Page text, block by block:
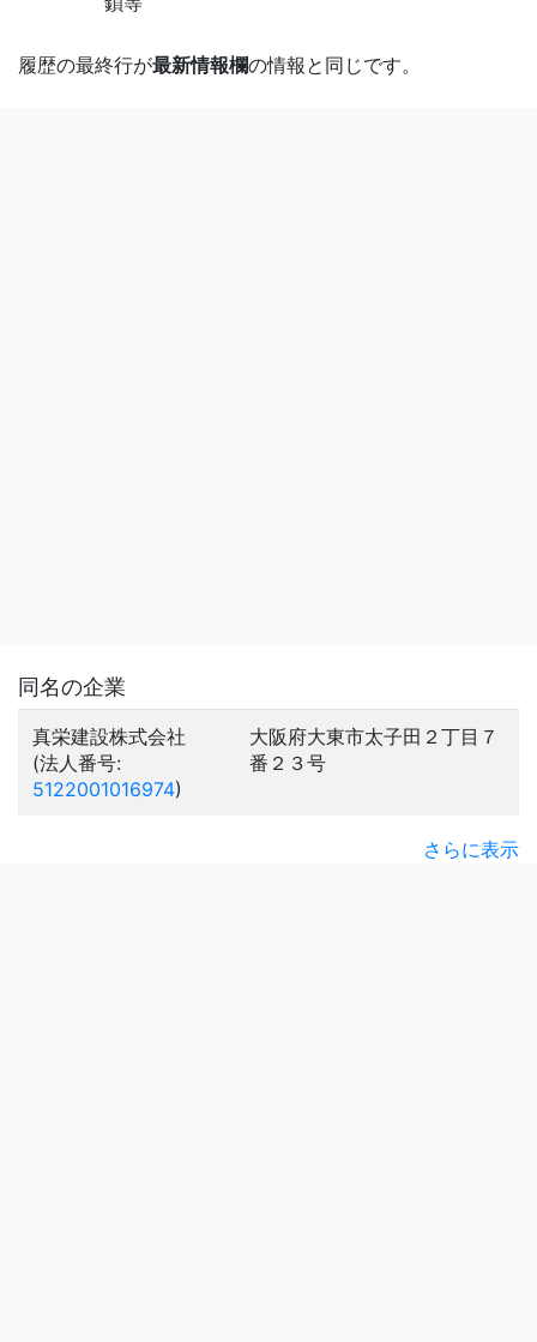
履歴の最終行が最新情報欄の情報と同じです。
同名の企業
真栄建設株式会社
(法人番号:
5122001016974)
大阪府大東市太子田２丁目７
番２３号
さらに表示